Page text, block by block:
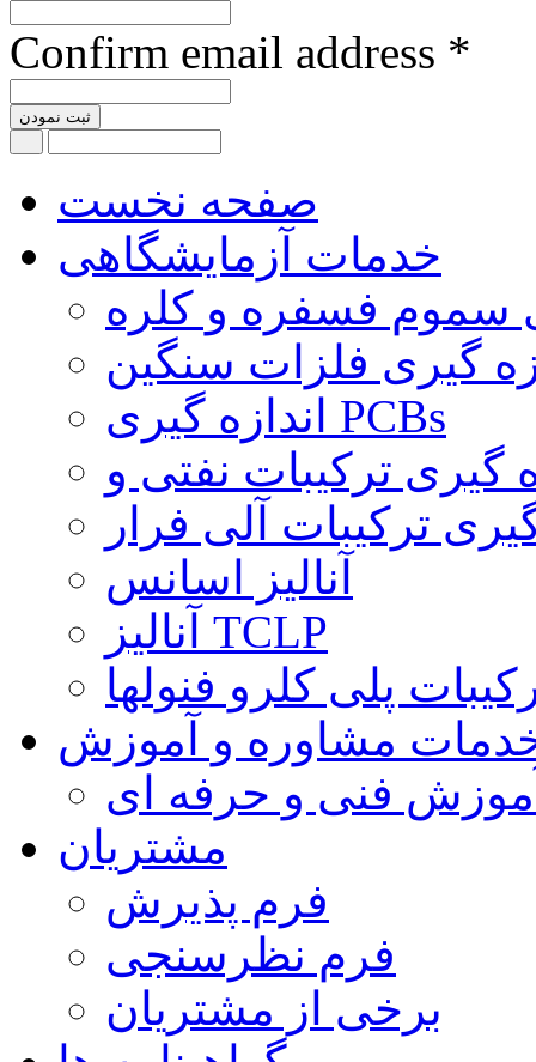
Confirm email address *
ثبت نمودن
صفحه نخست
خدمات آزمایشگاهی
سموم فسفره و کلره
گیری فلزات سنگین
اندازه گیری PCBs
ترکیبات آلی فرار
آنالیز اسانس
آنالیز TCLP
پلی کلرو فنولها
مشاوره و آموزش
فنی و حرفه ای
مشتریان
فرم پذیرش
فرم نظرسنجی
برخی از مشتریان